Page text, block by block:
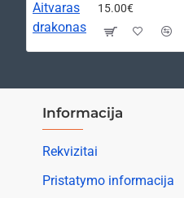
15.00€
Informacija
Rekvizitai
Pristatymo informacija